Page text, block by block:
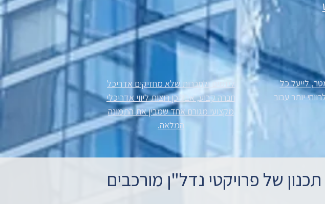
ליזמים ולחברות שלא מחזיקים אדריכל
חברה קבוע, אבל כן רוצות ליווי אדריכלי
מקצועי מגורם אחד שמבין את התמונה
המלאה.
לייעל כל
יותר עבור
תכנון של פרויקטי נדל"ן מורכבים​​